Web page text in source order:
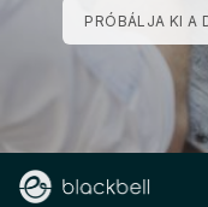
PRÓBÁLJA KI A